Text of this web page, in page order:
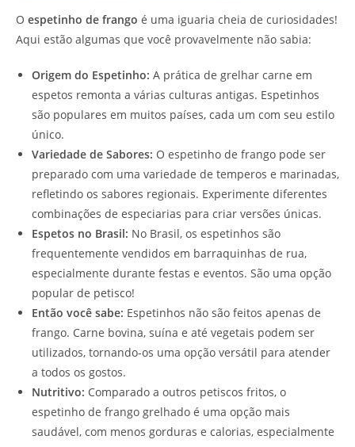
O espetinho de frango é uma iguaria cheia de curiosidades!
Aqui estão algumas que você provavelmente não sabia:
Origem do Espetinho: A prática de grelhar carne em
espetos remonta a várias culturas antigas. Espetinhos
são populares em muitos países, cada um com seu estilo
único.
Variedade de Sabores: O espetinho de frango pode ser
preparado com uma variedade de temperos e marinadas,
refletindo os sabores regionais. Experimente diferentes
combinações de especiarias para criar versões únicas.
Espetos no Brasil: No Brasil, os espetinhos são
frequentemente vendidos em barraquinhas de rua,
especialmente durante festas e eventos. São uma opção
popular de petisco!
Então você sabe: Espetinhos não são feitos apenas de
frango. Carne bovina, suína e até vegetais podem ser
utilizados, tornando-os uma opção versátil para atender
a todos os gostos.
Nutritivo: Comparado a outros petiscos fritos, o
espetinho de frango grelhado é uma opção mais
saudável, com menos gorduras e calorias, especialmente